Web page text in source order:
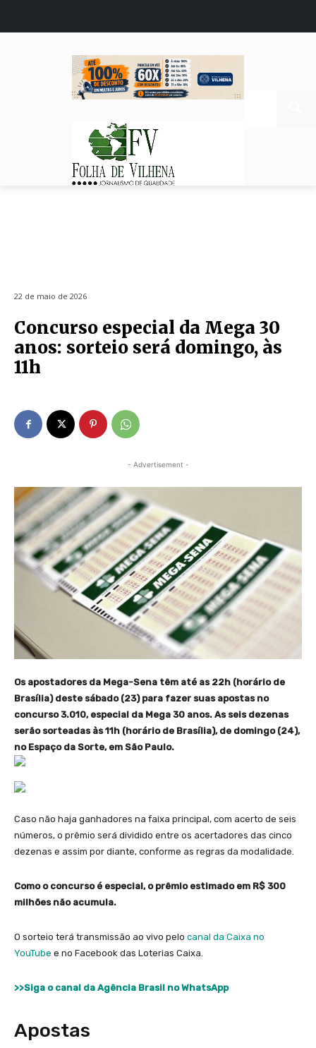
22 de maio de 2026
Concurso especial da Mega 30
anos: sorteio será domingo, às
11h
- Advertisement -
Os apostadores da Mega-Sena têm até as 22h (horário de
Brasília) deste sábado (23) para fazer suas apostas no
concurso 3.010, especial da Mega 30 anos. As seis dezenas
serão sorteadas às 11h (horário de Brasília), de domingo (24),
no Espaço da Sorte, em São Paulo.
Caso não haja ganhadores na faixa principal, com acerto de seis
números, o prêmio será dividido entre os acertadores das cinco
dezenas e assim por diante, conforme as regras da modalidade.
Como o concurso é especial, o prêmio estimado em R$ 300
milhões não acumula.
O sorteio terá transmissão ao vivo pelo canal da Caixa no
YouTube e no Facebook das Loterias Caixa.
>>Siga o canal da Agência Brasil no WhatsApp
Apostas